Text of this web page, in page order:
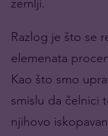
zemlji.
Razlog je što se
elemenata
Kao što smo
smislu da čelnici
njihovo